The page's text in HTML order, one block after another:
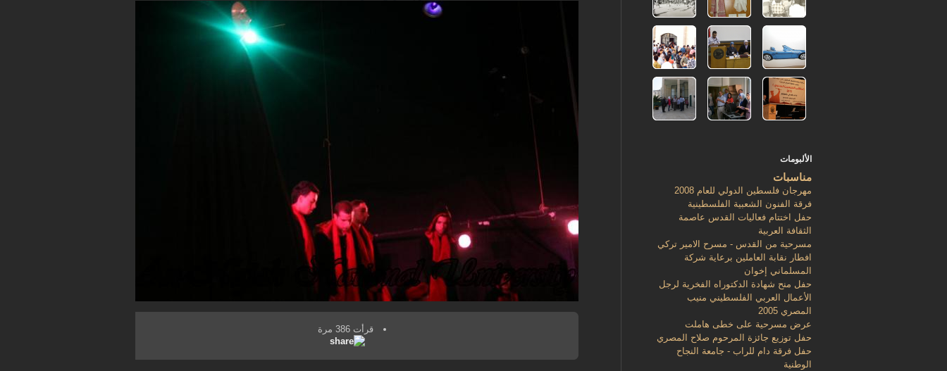
قرأت 386 مرة
الألبومات
مناسبات
مهرجان فلسطين الدولي للعام 2008
فرقة الفنون الشعبية الفلسطينية
حفل اختتام فعاليات القدس عاصمة
الثقافة العربية
مسرحية من القدس - مسرح الامير تركي
افطار نقابة العاملين برعاية شركة
المسلماني إخوان
حفل منح شهادة الدكتوراه الفخرية لرجل
الأعمال العربي الفلسطيني منيب
المصري 2005
عرض مسرحية على خطى هاملت
حفل توزيع جائزة المرحوم صلاح المصري
حفل فرقة دام للراب - جامعة النجاح
الوطنية